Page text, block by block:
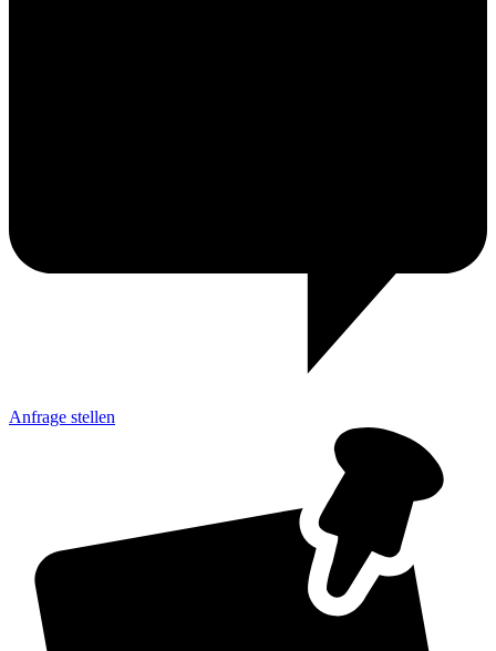
Anfrage stellen